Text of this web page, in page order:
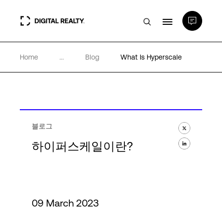
데이터 센터
파트너
Home ... Blog What Is Hyperscale
블로그
하이퍼스케일이란?
09 March 2023